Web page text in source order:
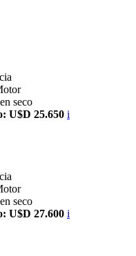
seco
U$D 25.650 i
seco
U$D 27.600 i